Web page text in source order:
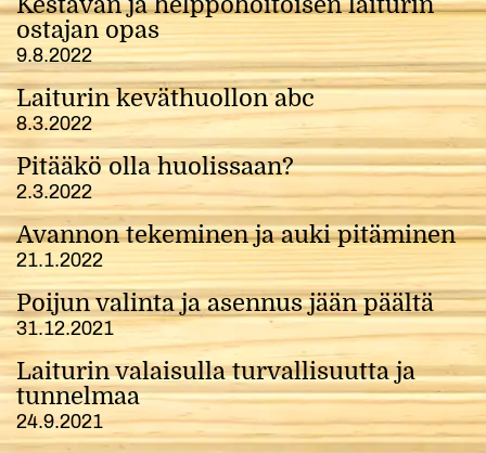
ostajan opas
9.8.2022
Laiturin keväthuollon abc
8.3.2022
Pitääkö olla huolissaan?
2.3.2022
Avannon tekeminen ja auki pitäminen
21.1.2022
Poijun valinta ja asennus jään päältä
31.12.2021
Laiturin valaisulla turvallisuutta ja
tunnelmaa
24.9.2021